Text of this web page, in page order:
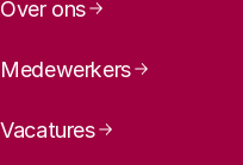
Over ons
Medewerkers
Vacatures